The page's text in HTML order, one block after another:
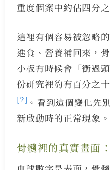
重度個案中約佔四分
這裡有個容易被忽略
進食、營養補回來，
小板有時候會「衝過
份研究裡約有百分之
[2] 。看到這個變化先
新啟動時的正常現象。
骨髓裡的真實畫面